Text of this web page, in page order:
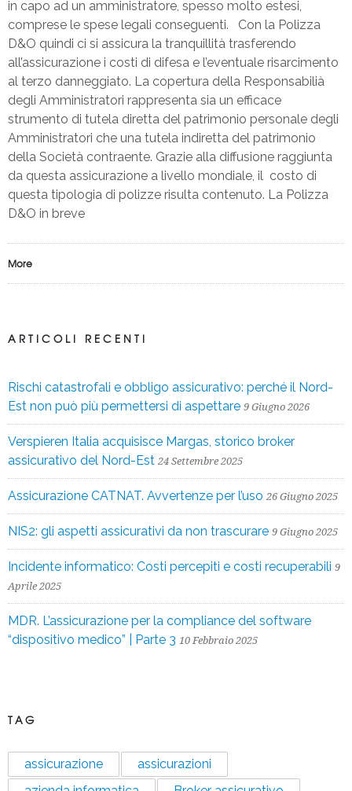
in capo ad un amministratore, spesso molto estesi,
comprese le spese legali conseguenti. Con la Polizza
D&O quindi ci si assicura la tranquillità trasferendo
all’assicurazione i costi di difesa e l’eventuale risarcimento
al terzo danneggiato. La copertura della Responsabilià
degli Amministratori rappresenta sia un efficace
strumento di tutela diretta del patrimonio personale degli
Amministratori che una tutela indiretta del patrimonio
della Società contraente. Grazie alla diffusione raggiunta
da questa assicurazione a livello mondiale, il costo di
questa tipologia di polizze risulta contenuto. La Polizza
D&O in breve
More
ARTICOLI RECENTI
Rischi catastrofali e obbligo assicurativo: perché il Nord-
Est non può più permettersi di aspettare 9 Giugno 2026
Verspieren Italia acquisisce Margas, storico broker
assicurativo del Nord-Est 24 Settembre 2025
Assicurazione CATNAT. Avvertenze per l’uso 26 Giugno 2025
NIS2: gli aspetti assicurativi da non trascurare 9 Giugno 2025
Incidente informatico: Costi percepiti e costi recuperabili 9
Aprile 2025
MDR. L’assicurazione per la compliance del software
“dispositivo medico” | Parte 3 10 Febbraio 2025
TAG
assicurazione
assicurazioni